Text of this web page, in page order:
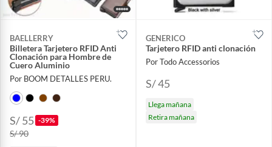
BAELLERRY
Billetera Tarjetero RFID Anti
Clonación para Hombre de
Cuero Aluminio
Por BOOM DETALLES PERU.
S/ 55 -39%
S/ 90
GENERICO
Tarjetero RFID anti clonación
Por Todo Accessorios
S/ 45
Llega mañana
Retira mañana